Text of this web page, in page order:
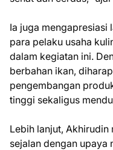
Ia juga mengapresiasi
para pelaku usaha
dalam kegiatan ini.
berbahan ikan,
pengembangan
tinggi sekaligus
Lebih lanjut,
sejalan dengan upaya